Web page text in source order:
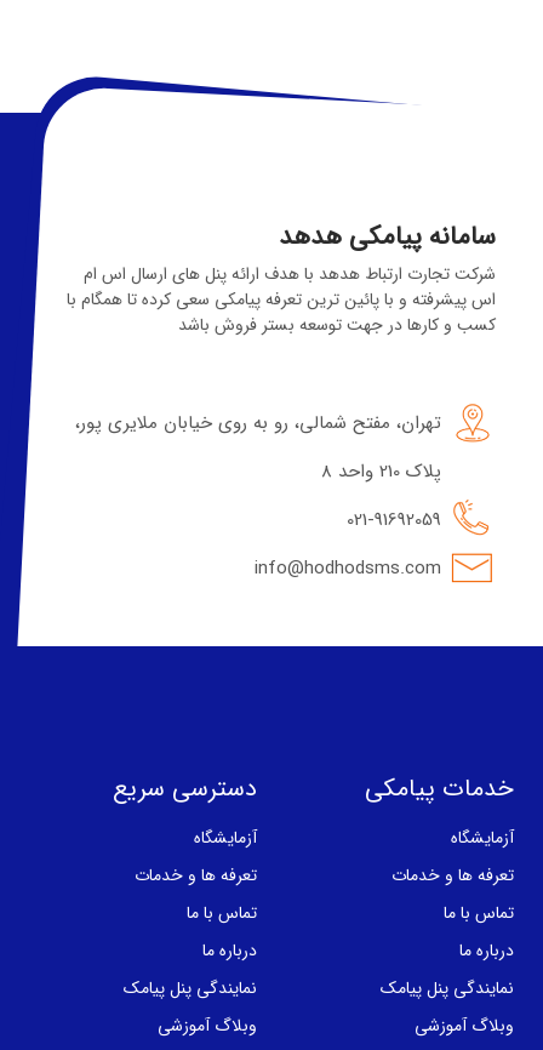
سامانه پیامکی هدهد
شرکت تجارت ارتباط هدهد با هدف ارائه پنل های ارسال اس ام
اس پیشرفته و با پائین ترین تعرفه پیامکی سعی کرده تا همگام با
کسب و کارها در جهت توسعه بستر فروش باشد
تهران، مفتح شمالی، رو به روی خیابان ملایری پور،
پلاک 210 واحد 8
021-91692059
info@hodhodsms.com
خدمات پیامکی
آزمایشگاه
تعرفه ها و خدمات
تماس با ما
درباره ما
نمایندگی پنل پیامک
وبلاگ آموزشی
دسترسی سریع
آزمایشگاه
تعرفه ها و خدمات
تماس با ما
درباره ما
نمایندگی پنل پیامک
وبلاگ آموزشی